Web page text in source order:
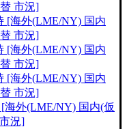
市況]
[海外(LME/NY) 国内
市況]
[海外(LME/NY) 国内
市況]
[海外(LME/NY) 国内
市況]
海外(LME/NY) 国内(仮
況]